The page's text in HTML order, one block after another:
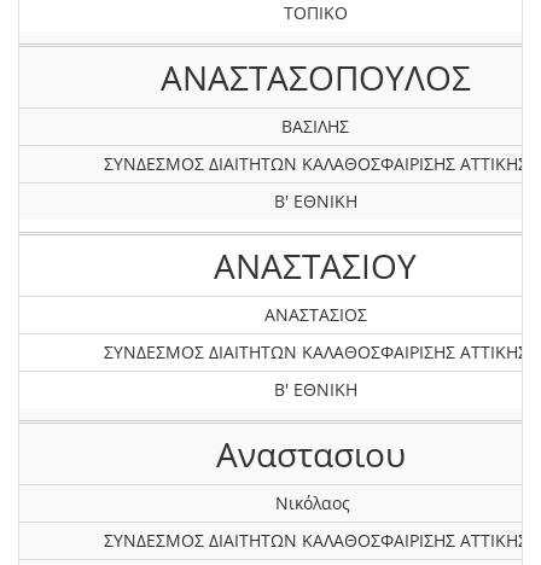
ΤΟΠΙΚΟ
ΑΝΑΣΤΑΣΟΠΟΥΛΟΣ
ΒΑΣΙΛΗΣ
ΣΥΝΔΕΣΜΟΣ ΔΙΑΙΤΗΤΩΝ ΚΑΛΑΘΟΣΦΑΙΡΙΣΗΣ ΑΤΤΙΚΗΣ
Β' ΕΘΝΙΚΗ
ΑΝΑΣΤΑΣΙΟΥ
ΑΝΑΣΤΑΣΙΟΣ
ΣΥΝΔΕΣΜΟΣ ΔΙΑΙΤΗΤΩΝ ΚΑΛΑΘΟΣΦΑΙΡΙΣΗΣ ΑΤΤΙΚΗΣ
Β' ΕΘΝΙΚΗ
Αναστασιου
Νικόλαος
ΣΥΝΔΕΣΜΟΣ ΔΙΑΙΤΗΤΩΝ ΚΑΛΑΘΟΣΦΑΙΡΙΣΗΣ ΑΤΤΙΚΗΣ